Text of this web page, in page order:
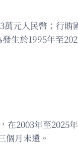
元人民幣；行賄
生於1995年至
2003年至2025
個月未還。